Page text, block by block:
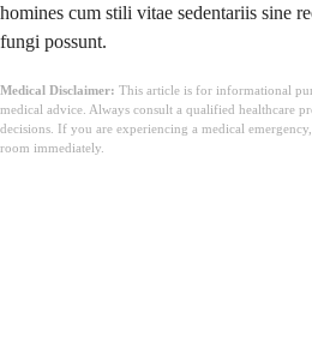
homines cum stili vitae sedentariis sine
fungi possunt.
Medical Disclaimer: This article is for informational
medical advice. Always consult a qualified healthcare
decisions. If you are experiencing a medical
room immediately.